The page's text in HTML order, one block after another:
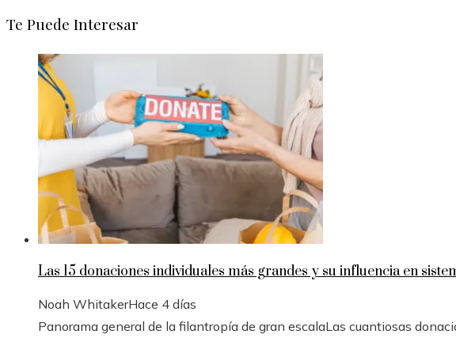
Te Puede Interesar
Las 15 donaciones individuales más grandes y su influencia en
Noah WhitakerHace 4 días
Panorama general de la filantropía de gran escalaLas cuantiosas